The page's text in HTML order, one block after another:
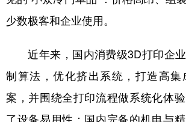
少数极客和企业使用。
近年来，国内消费级3D打印企业
制算法，优化挤出系统，打造高
案，并围绕全打印流程做系统化体
了设备易用性；国内完备的机电与精